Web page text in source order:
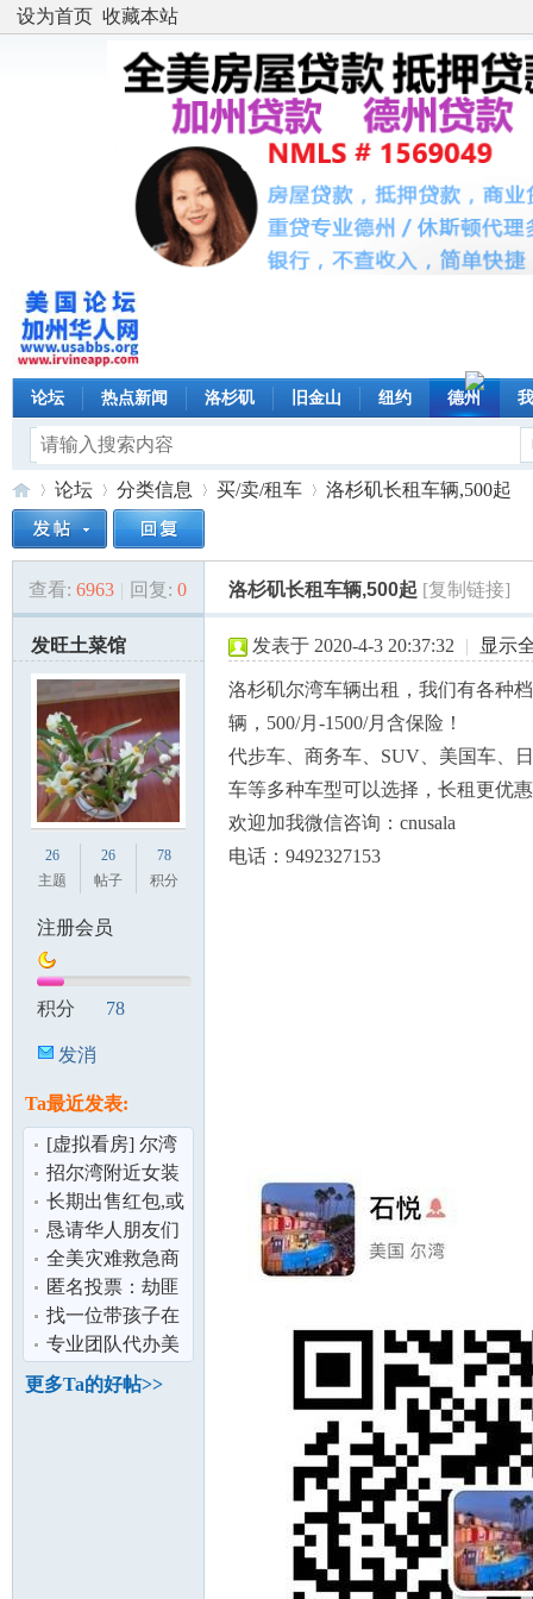
设为首页 收藏本站
论坛 热点新闻 洛杉矶 旧金山 纽约 德州
美»
论坛
›
分类信息 买/卖/租车
›
洛杉矶长租车辆,500起
查看: 6963 | 回复: 0 洛杉矶长租车辆,500起 [复制链接]
发旺土菜馆
26
主题
26
帖子
78
积分
注册会员
积分 78
发消
Ta最近发表:
[虚拟看房] 尔湾
(Irvine)150万以内
独立屋精
招尔湾附近女装
主播
长期出售红包,或
兑换美金
恳请华人朋友们
帮助
全美灾难救急商
业贷款
匿名投票：劫匪
来了,要么被杀死
要么被强奸
找一位带孩子在
朋友一起结伴生
活
专业团队代办美
宝证件
更多Ta的好帖>>
发表于 2020-4-3 20:37:32 | 显示
洛杉矶尔湾车辆出租，我们有各种
辆，500/月-1500/月含保险！
代步车、商务车、SUV、美国车、
车等多种车型可以选择，长租更优
欢迎加我微信咨询：cnusala
电话：9492327153